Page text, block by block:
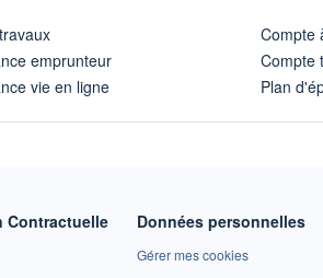
emprunteur
vie en ligne
Compte
Compte
Plan
Contractuelle Données personnelles
Gérer mes cookies